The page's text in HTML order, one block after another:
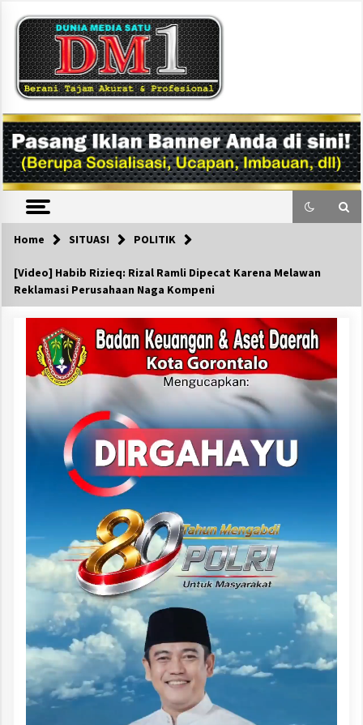
content
DM1
Home SITUASI POLITIK
[Video] Habib Rizieq: Rizal Ramli Dipecat Karena Melawan
Reklamasi Perusahaan Naga Kompeni